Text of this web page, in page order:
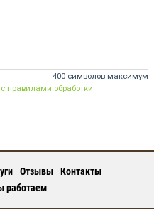
400 символов максимум
правилами обработки
Отзывы
Контакты
работаем